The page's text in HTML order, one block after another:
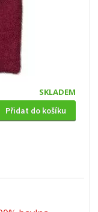
SKLADEM
Přidat do košíku